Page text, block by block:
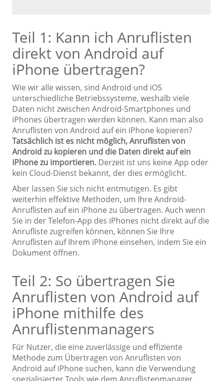
Teil 1: Kann ich Anruflisten
direkt von Android auf
iPhone übertragen?
Wie wir alle wissen, sind Android und iOS
unterschiedliche Betriebssysteme, weshalb viele
Daten nicht zwischen Android-Smartphones und
iPhones übertragen werden können. Kann man also
Anruflisten von Android auf ein iPhone kopieren?
Tatsächlich ist es nicht möglich, Anruflisten von
Android zu kopieren und die Daten direkt auf ein
iPhone zu importieren. Derzeit ist uns keine App oder
kein Cloud-Dienst bekannt, der dies ermöglicht.
Aber lassen Sie sich nicht entmutigen. Es gibt
weiterhin effektive Methoden, um Ihre Android-
Anruflisten auf ein iPhone zu übertragen. Auch wenn
Sie in der Telefon-App des iPhones nicht direkt auf die
Anrufliste zugreifen können, können Sie Ihre
Anruflisten auf Ihrem iPhone einsehen, indem Sie ein
Dokument öffnen.
Teil 2: So übertragen Sie
Anruflisten von Android auf
iPhone mithilfe des
Anruflistenmanagers
Für Nutzer, die eine zuverlässige und effiziente
Methode zum Übertragen von Anruflisten von
Android auf iPhone suchen, kann die Verwendung